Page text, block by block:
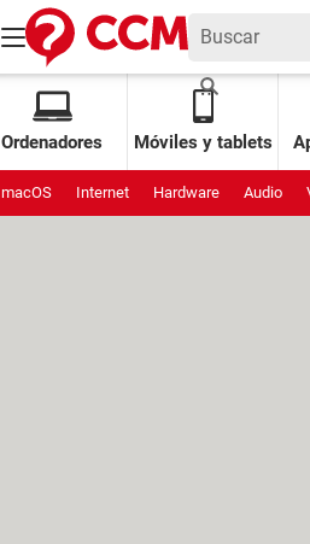
Ordenadores Móviles y tablets
macOS Internet Hardware Audio